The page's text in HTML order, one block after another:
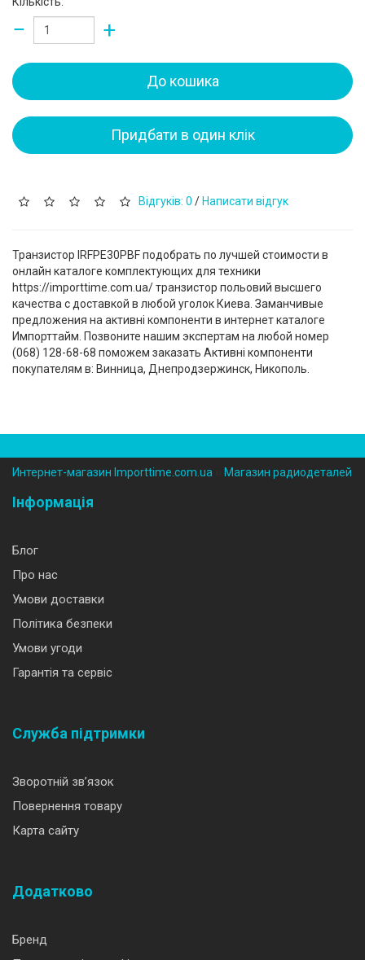
− +
До кошика
Придбати в один клік
Відгуків: 0 / Написати відгук
Транзистор IRFPE30PBF подобрать по лучшей стоимости в
онлайн каталоге комплектующих для техники
https://importtime.com.ua/ транзистор польовий высшего
качества с доставкой в любой уголок Киева. Заманчивые
предложения на активні компоненти в интернет каталоге
Импорттайм. Позвоните нашим экспертам на любой номер
(‎068) 128-68-68 поможем заказать Активні компоненти
покупателям в: Винница, Днепродзержинск, Никополь.
Интернет-магазин Importtime.com.ua Магазин радиодеталей
Інформація
Блог
Про нас
Умови доставки
Політика безпеки
Умови угоди
Гарантія та сервіс
Служба підтримки
Зворотній зв’язок
Повернення товару
Карта сайту
Додатково
Бренд